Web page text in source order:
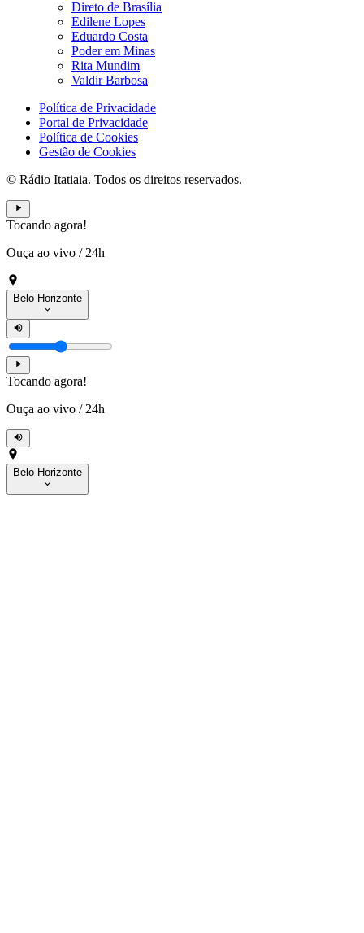
Direto de Brasília
Edilene Lopes
Eduardo Costa
Poder em Minas
Rita Mundim
Valdir Barbosa
Política de Privacidade
Portal de Privacidade
Política de Cookies
Gestão de Cookies
© Rádio Itatiaia. Todos os direitos reservados.
Tocando agora!
Ouça ao vivo / 24h
Belo Horizonte
Tocando agora!
Ouça ao vivo / 24h
Belo Horizonte